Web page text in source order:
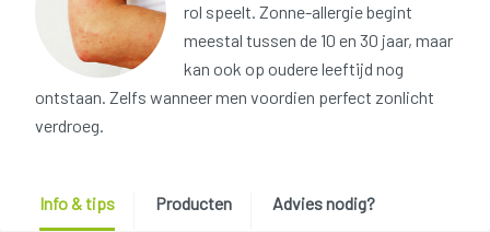
rol speelt. Zonne-allergie begint
meestal tussen de 10 en 30 jaar, maar
kan ook op oudere leeftijd nog
ontstaan. Zelfs wanneer men voordien perfect zonlicht
verdroeg.
Info & tips Producten Advies nodig?